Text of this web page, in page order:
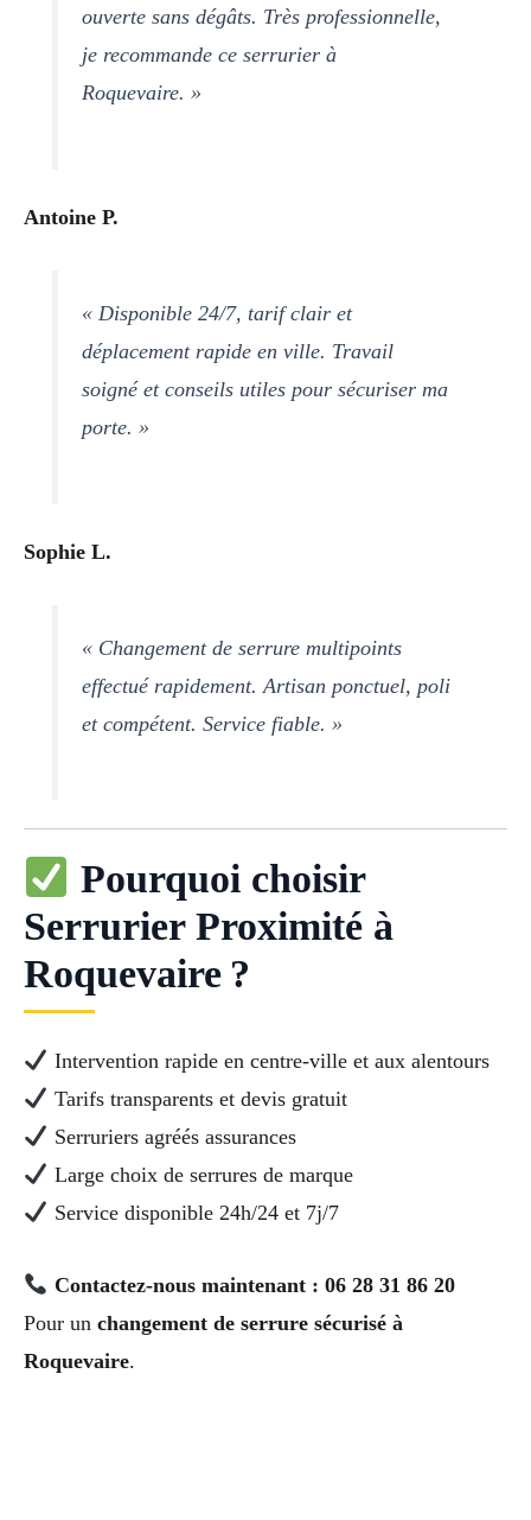
ouverte sans dégâts. Très professionnelle,
je recommande ce serrurier à
Roquevaire. »
Antoine P.
« Disponible 24/7, tarif clair et
déplacement rapide en ville. Travail
soigné et conseils utiles pour sécuriser ma
porte. »
Sophie L.
« Changement de serrure multipoints
effectué rapidement. Artisan ponctuel, poli
et compétent. Service fiable. »
Pourquoi choisir
Serrurier Proximité à
Roquevaire ?
Intervention rapide en centre-ville et aux alentours
Tarifs transparents et devis gratuit
Serruriers agréés assurances
Large choix de serrures de marque
Service disponible 24h/24 et 7j/7
Contactez-nous maintenant : 06 28 31 86 20
Pour un changement de serrure sécurisé à
Roquevaire.